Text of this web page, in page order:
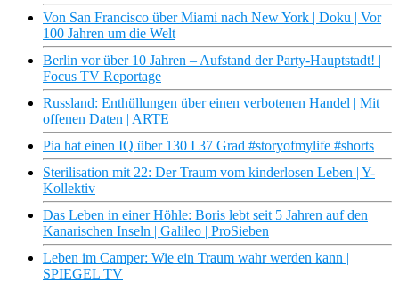
Von San Francisco über Miami nach New York | Doku | Vor
100 Jahren um die Welt
Berlin vor über 10 Jahren – Aufstand der Party-Hauptstadt! |
Focus TV Reportage
Russland: Enthüllungen über einen verbotenen Handel | Mit
offenen Daten | ARTE
Pia hat einen IQ über 130 I 37 Grad #storyofmylife #shorts
Sterilisation mit 22: Der Traum vom kinderlosen Leben | Y-
Kollektiv
Das Leben in einer Höhle: Boris lebt seit 5 Jahren auf den
Kanarischen Inseln | Galileo | ProSieben
Leben im Camper: Wie ein Traum wahr werden kann |
SPIEGEL TV